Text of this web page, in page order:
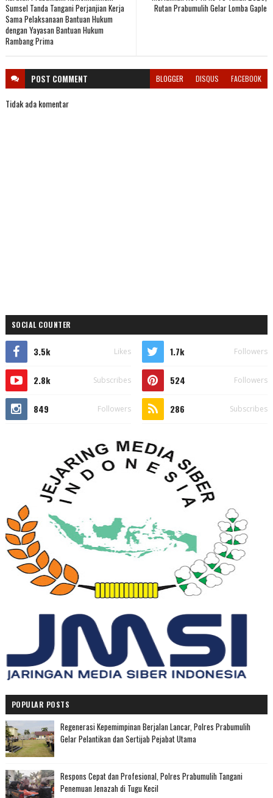
Rutan Prabumulih Gelar Lomba Gaple
Sumsel Tanda Tangani Perjanjian Kerja
Sama Pelaksanaan Bantuan Hukum
dengan Yayasan Bantuan Hukum
Rambang Prima
POST COMMENT BLOGGER DISQUS FACEBOOK
Tidak ada komentar
SOCIAL COUNTER
3.5k Likes 1.7k Followers
2.8k Subscribes 524 Followers
849 Followers 286 Subscribes
POPULAR POSTS
Regenerasi Kepemimpinan Berjalan Lancar, Polres Prabumulih
Gelar Pelantikan dan Sertijab Pejabat Utama
Respons Cepat dan Profesional, Polres Prabumulih Tangani
Penemuan Jenazah di Tugu Kecil